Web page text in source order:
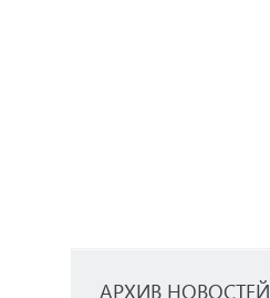
AРХИВ НОВОСТЕЙ